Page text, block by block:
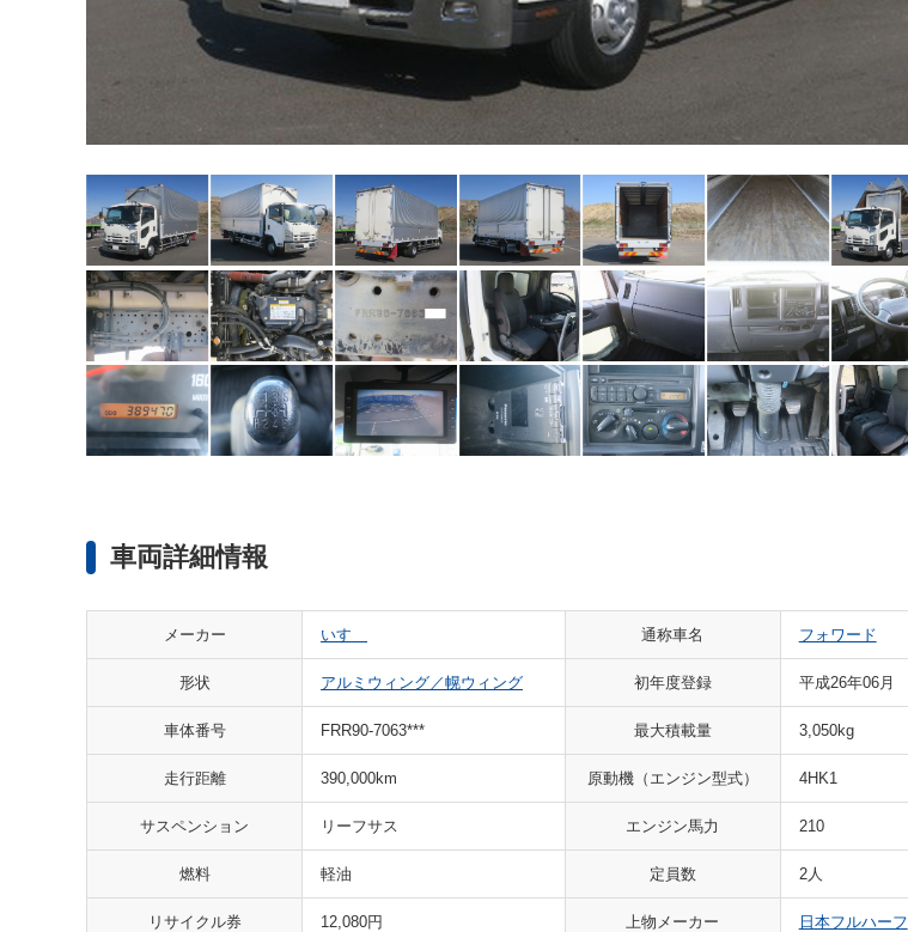
車両詳細情報
メーカー いすゞ 通称車名 フォワード
形状 アルミウィング／幌ウィング 初年度登録 平成26年06月
車体番号 FRR90-7063*** 最大積載量 3,050kg
走行距離 390,000km 原動機（エンジン型式） 4HK1
サスペンション リーフサス エンジン馬力 210
燃料 軽油 定員数 2人
リサイクル券 12,080円 上物メーカー 日本フルハーフ